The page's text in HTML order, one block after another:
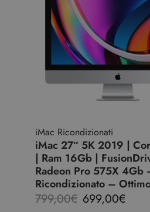
iMac Ricondizionati
iMac 27″ 5K 2019 |
| Ram 16Gb |
Radeon Pro 575X 4Gb
Ricondizionato –
799,00€ 699,00€